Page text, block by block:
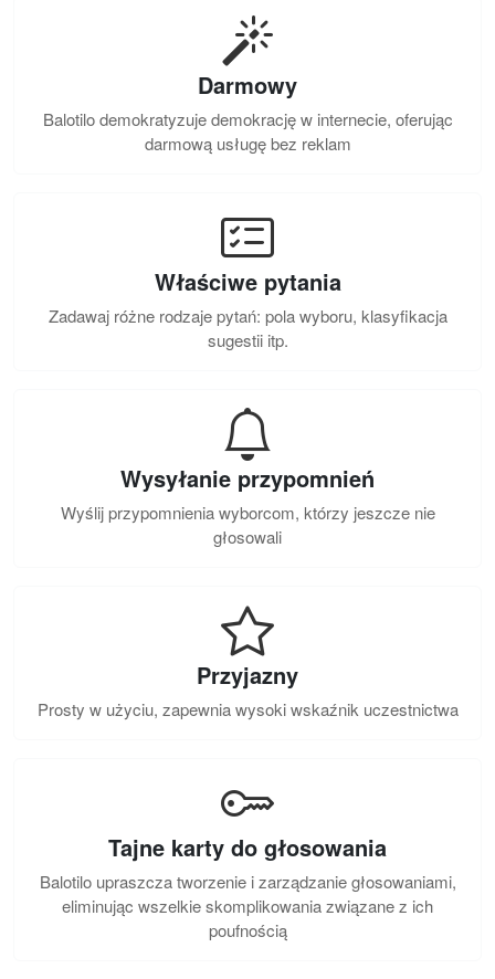
Darmowy
Balotilo demokratyzuje demokrację w internecie, oferując
darmową usługę bez reklam
Właściwe pytania
Zadawaj różne rodzaje pytań: pola wyboru, klasyfikacja
sugestii itp.
Wysyłanie przypomnień
Wyślij przypomnienia wyborcom, którzy jeszcze nie
głosowali
Przyjazny
Prosty w użyciu, zapewnia wysoki wskaźnik uczestnictwa
Tajne karty do głosowania
Balotilo upraszcza tworzenie i zarządzanie głosowaniami,
eliminując wszelkie skomplikowania związane z ich
poufnością